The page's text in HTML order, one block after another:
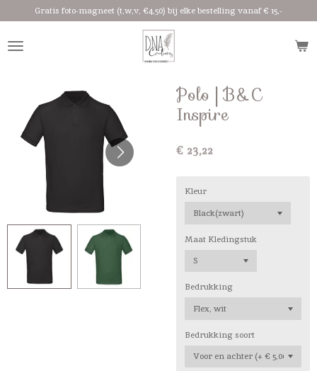
de
Gratis foto-magneet (t,w,v, €4,50) bij elke bestelling vanaf € 15,-
Polo | B&C
Inspire
€ 23,22
Kleur
Maat Kledingstuk
Bedrukking
Bedrukking soort